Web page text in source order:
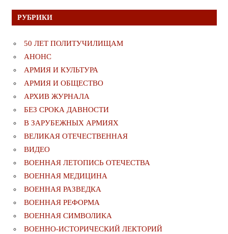
РУБРИКИ
50 ЛЕТ ПОЛИТУЧИЛИЩАМ
АНОНС
АРМИЯ И КУЛЬТУРА
АРМИЯ И ОБЩЕСТВО
АРХИВ ЖУРНАЛА
БЕЗ СРОКА ДАВНОСТИ
В ЗАРУБЕЖНЫХ АРМИЯХ
ВЕЛИКАЯ ОТЕЧЕСТВЕННАЯ
ВИДЕО
ВОЕННАЯ ЛЕТОПИСЬ ОТЕЧЕСТВА
ВОЕННАЯ МЕДИЦИНА
ВОЕННАЯ РАЗВЕДКА
ВОЕННАЯ РЕФОРМА
ВОЕННАЯ СИМВОЛИКА
ВОЕННО-ИСТОРИЧЕСКИЙ ЛЕКТОРИЙ